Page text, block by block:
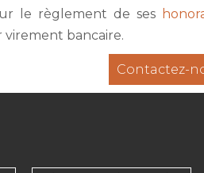
le règlement de ses
virement bancaire.
Contactez-